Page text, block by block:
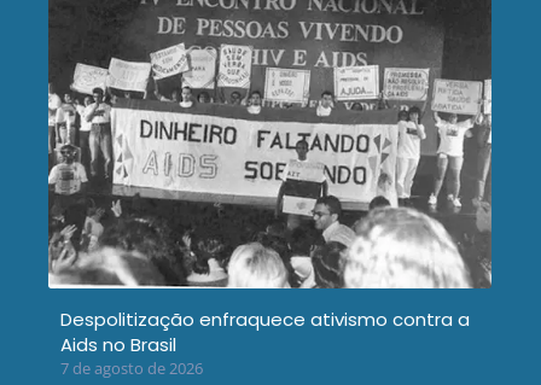
Despolitização enfraquece ativismo contra a
Aids no Brasil
7 de agosto de 2026